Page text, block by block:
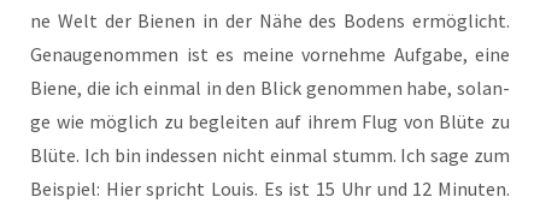
ne Welt der Bie­nen in der Nähe des Bodens ermög­licht.
Genau­ge­nom­men ist es mei­ne vor­neh­me Auf­ga­be, eine
Bie­ne, die ich ein­mal in den Blick genom­men habe, solan­
ge wie mög­lich zu beglei­ten auf ihrem Flug von Blü­te zu
Blü­te. Ich bin indes­sen nicht ein­mal stumm. Ich sage zum
Bei­spiel: Hier spricht Lou­is. Es ist 15 Uhr und 12 Minu­ten.